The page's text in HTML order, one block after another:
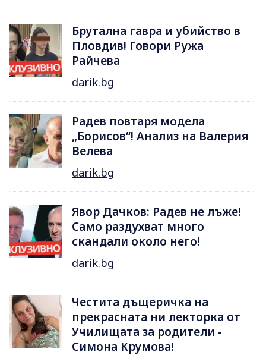
Брутална гавра и убийство в
Пловдив! Говори Ружа
Райчева
darik.bg
Радев повтаря модела
„Борисов“! Анализ на Валерия
Велева
darik.bg
Явор Дачков: Радев не лъже!
Само раздухват много
скандали около него!
darik.bg
Честита дъщеричка на
прекрасната ни лекторка от
Училищата за родители -
Симона Крумова!